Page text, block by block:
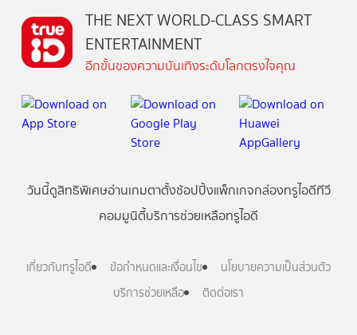
THE NEXT WORLD-CLASS SMART
ENTERTAINMENT
อีกขั้นของความบันเทิงระดับโลกตรงใจคุณ
วันนี้ดูสิทธิพิเศษอ่านเกมตาตั้งช้อปปิ้งแพ็กเกจกล่องทรูไอดีทีวี
คอมมูนิตี้บริการช่วยเหลือทรูไอดี
เกี่ยวกับทรูไอดี ข้อกำหนดและเงื่อนไข
นโยบายความเป็นส่วนตัว
บริการช่วยเหลือ
ติดต่อเรา